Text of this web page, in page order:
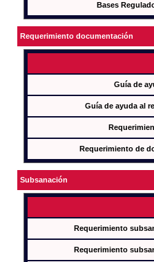
Bases
Requerimiento documentación
Guía de
Guía de ayuda al
Requerimiento de
Subsanación
Requerimiento
Requerimiento